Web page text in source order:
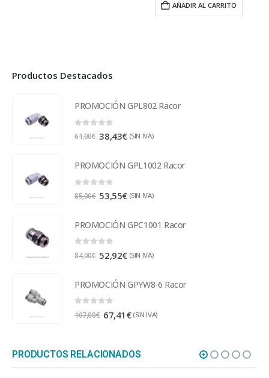
AÑADIR AL CARRITO
Productos Destacados
PROMOCIÓN GPL802 Racor
0 out of 5
61,00€ 38,43€ (SIN IVA)
PROMOCIÓN GPL1002 Racor
85,00€ 53,55€ (SIN IVA)
PROMOCIÓN GPC1001 Racor
84,00€ 52,92€ (SIN IVA)
PROMOCIÓN GPYW8-6 Racor
107,00€ 67,41 € (SIN IVA)
PRODUCTOS RELACIONADOS